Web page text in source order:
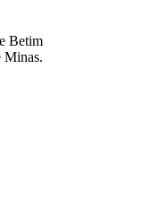
Betim
Minas.